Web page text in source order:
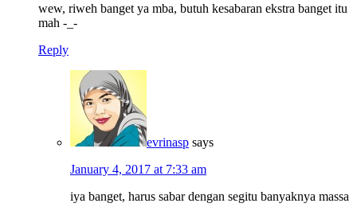
wew, riweh banget ya mba, butuh kesabaran ekstra banget itu
mah -_-
Reply
evrinasp says
January 4, 2017 at 7:33 am
iya banget, harus sabar dengan segitu banyaknya massa